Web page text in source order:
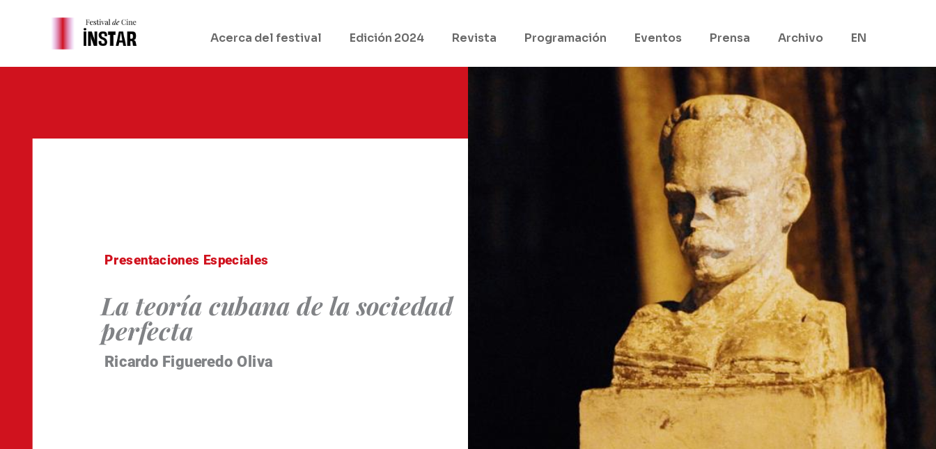
contenido
Acerca del festival Edición 2024 Revista Programación Eventos Prensa Archivo EN
Presentaciones Especiales
La teoría cubana de la sociedad
perfecta
Ricardo Figueredo Oliva